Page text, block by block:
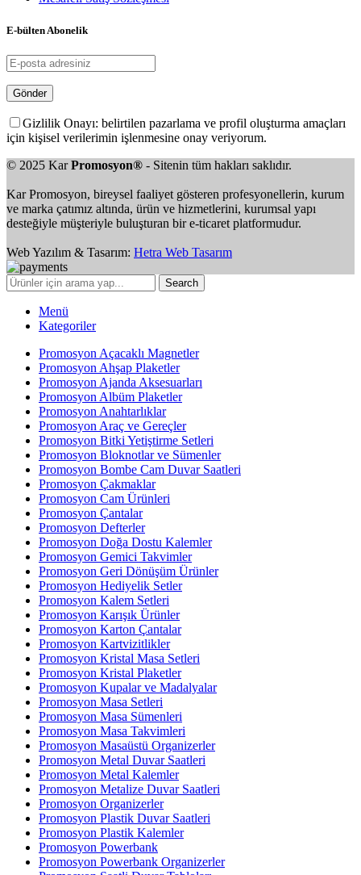
E-bülten Abonelik
Gizlilik Onayı: belirtilen pazarlama ve profil oluşturma amaçları
için kişisel verilerimin işlenmesine onay veriyorum.
© 2025 KarPromosyon® - Sitenin tüm hakları saklıdır.
Kar Promosyon, bireysel faaliyet gösteren profesyonellerin, kurum
ve marka çatımız altında, ürün ve hizmetlerini, kurumsal yapı
desteğiyle müşteriyle buluşturan bir e-ticaret platformudur.
Web Yazılım & Tasarım: Hetra Web Tasarım
Search
Menü
Kategoriler
Promosyon Açacaklı Magnetler
Promosyon Ahşap Plaketler
Promosyon Ajanda Aksesuarları
Promosyon Albüm Plaketler
Promosyon Anahtarlıklar
Promosyon Araç ve Gereçler
Promosyon Bitki Yetiştirme Setleri
Promosyon Bloknotlar ve Sümenler
Promosyon Bombe Cam Duvar Saatleri
Promosyon Çakmaklar
Promosyon Cam Ürünleri
Promosyon Çantalar
Promosyon Defterler
Promosyon Doğa Dostu Kalemler
Promosyon Gemici Takvimler
Promosyon Geri Dönüşüm Ürünler
Promosyon Hediyelik Setler
Promosyon Kalem Setleri
Promosyon Karışık Ürünler
Promosyon Karton Çantalar
Promosyon Kartvizitlikler
Promosyon Kristal Masa Setleri
Promosyon Kristal Plaketler
Promosyon Kupalar ve Madalyalar
Promosyon Masa Setleri
Promosyon Masa Sümenleri
Promosyon Masa Takvimleri
Promosyon Masaüstü Organizerler
Promosyon Metal Duvar Saatleri
Promosyon Metal Kalemler
Promosyon Metalize Duvar Saatleri
Promosyon Organizerler
Promosyon Plastik Duvar Saatleri
Promosyon Plastik Kalemler
Promosyon Powerbank
Promosyon Powerbank Organizerler